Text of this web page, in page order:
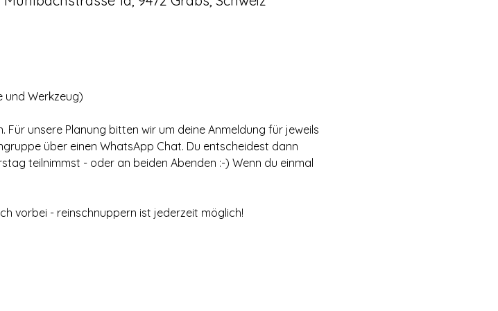
und Werkzeug)
unsere Planung bitten wir um deine Anmeldung für jeweils
über einen WhatsApp Chat. Du entscheidest dann
teilnimmst - oder an beiden Abenden :-) Wenn du einmal
vorbei - reinschnuppern ist jederzeit möglich!